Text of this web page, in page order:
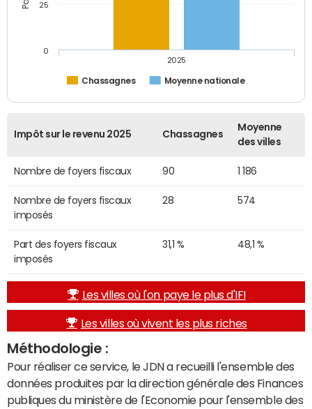
Chassagnes Moyenne nationale
2025
0
25
Impôt sur le revenu 2025 Chassagnes
Moyenne
des villes
Nombre de foyers fiscaux 90 1 186
Nombre de foyers fiscaux
imposés
28 574
Part des foyers fiscaux
imposés
31,1 % 48,1 %
Les villes où l'on paye le plus d'IFI
Les villes où vivent les plus riches
Méthodologie :
Pour réaliser ce service, le JDN a recueilli l'ensemble des
données produites par la direction générale des Finances
publiques du ministère de l'Economie pour l'ensemble des